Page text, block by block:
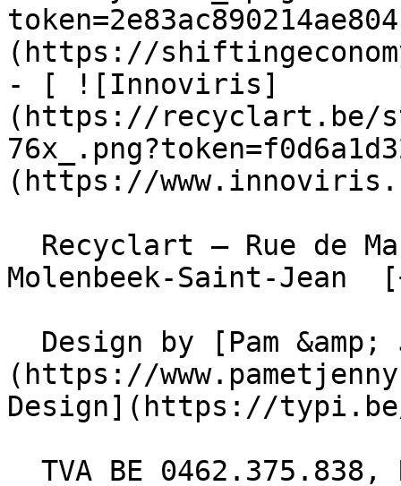
(https://
- [ ![Innoviris]
(https://recyclart.be/
(https://
Molenbeek-Saint-
(https://
Design](https://